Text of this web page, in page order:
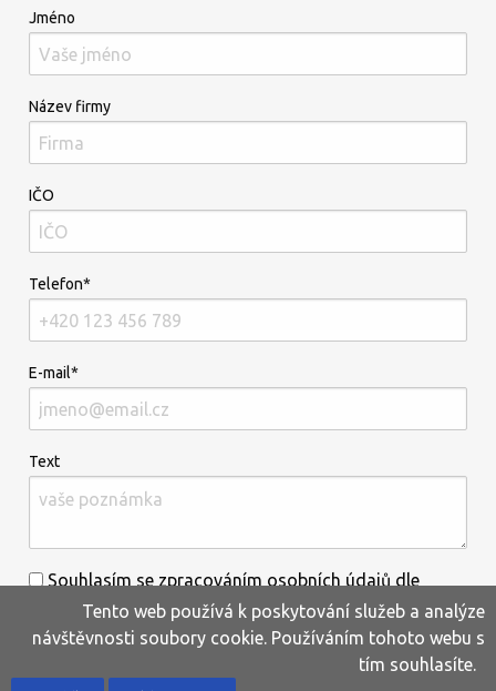
Jméno
Název firmy
IČO
Telefon*
E-mail*
Text
Souhlasím se zpracováním osobních údajů dle
informací uvedenýchzde.*
Tento web používá k poskytování služeb a analýze
návštěvnosti soubory cookie. Používáním tohoto webu s
tím souhlasíte.